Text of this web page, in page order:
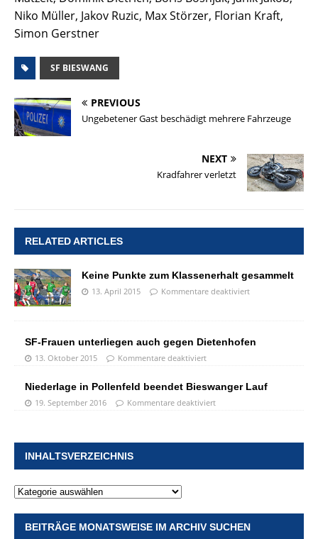
Niko Müller, Jakov Ruzic, Max Störzer, Florian Kraft,
Simon Gerstner
SF BIESWANG
PREVIOUS
Ungebetener Gast beschädigt mehrere Fahrzeuge
NEXT
Kradfahrer verletzt
RELATED ARTICLES
Keine Punkte zum Klassenerhalt gesammelt
13. April 2015 Kommentare deaktiviert
SF-Frauen unterliegen auch gegen Dietenhofen
13. Oktober 2015 Kommentare deaktiviert
Niederlage in Pollenfeld beendet Bieswanger Lauf
19. September 2016 Kommentare deaktiviert
INHALTSVERZEICHNIS
BEITRÄGE MONATSWEISE IM ARCHIV SUCHEN